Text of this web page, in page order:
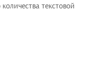
текстовой